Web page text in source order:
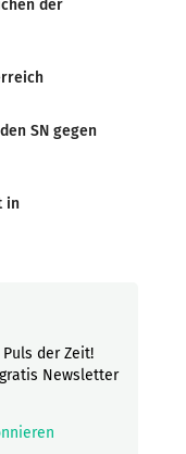
der
SN gegen
in
der Zeit!
Newsletter